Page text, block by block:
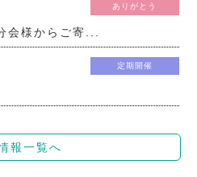
ありがとう
会様からご寄...
定期開催
報一覧へ